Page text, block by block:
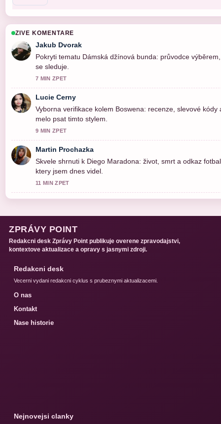
ZIVE KOMENTARE
Jakub Dvorak
Pokryti tematu Dámská džínová bunda: průvodce
se sleduje.
7 MIN ZPET
Lucie Cerny
Vyborna verifikace kolem Boswena: recenze, slevové
melo psat timto stylem.
9 MIN ZPET
Martin Prochazka
Skvele shrnuti k Diego Maradona: život, smrt a odkaz
ktery jsem dnes videl.
11 MIN ZPET
ZPRÁVY POINT
Redakcni desk Zprávy Point publikuje overene zpravodajstvi,
kontextove aktualizace a opravy s jasnymi zdroji.
Redakcni desk
Vecerni vydani redakcni cyklus s prubeznymi aktualizacemi.
O nas
Kontakt
Nase historie
Nejnovejsi clanky